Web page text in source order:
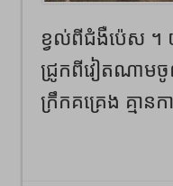
ខ្វល់ពីជំងឺប៉េស ។
ជ្រូកពីវៀតណាមចូ
ក្រឹកគគ្រេង គ្មាន